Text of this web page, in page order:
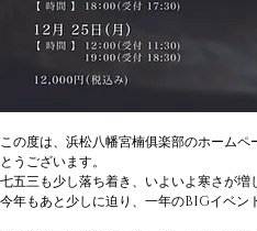
この度は、浜松八幡宮楠俱楽部のホーム
とうございます。
七五三も少し落ち着き、いよいよ寒さが増
今年もあと少しに迫り、一年のBIGイベン